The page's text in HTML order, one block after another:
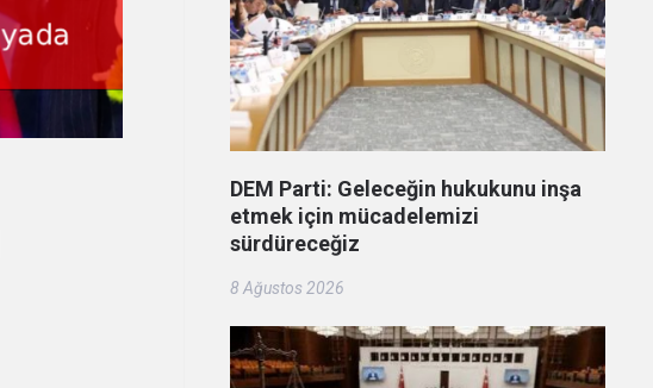
DEM Parti: Geleceğin hukukunu inşa
etmek için mücadelemizi
sürdüreceğiz
8 Ağustos 2026